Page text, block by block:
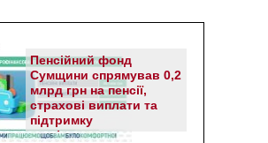
Пенсійний фонд
Сумщини спрямував 0,2
млрд грн на пенсії,
страхові виплати та
підтримку
прифронтових громад